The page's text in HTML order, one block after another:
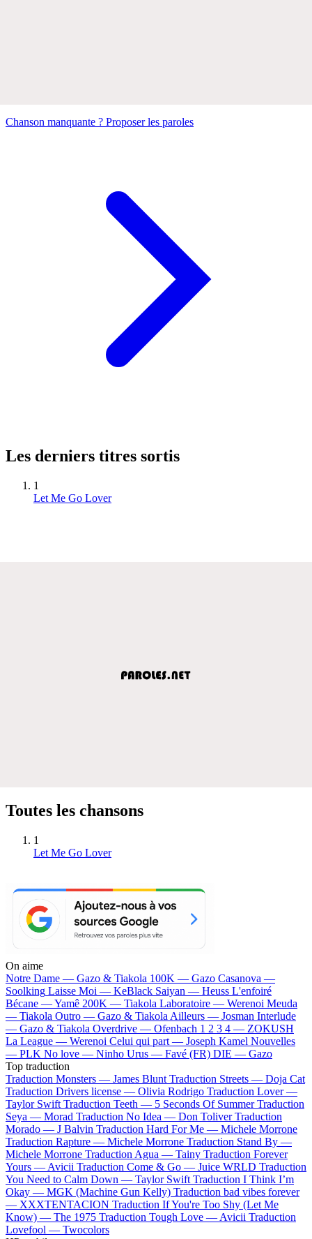
Chanson manquante ? Proposer les paroles
Les derniers titres sortis
1
Let Me Go Lover
Toutes les chansons
1
Let Me Go Lover
On aime
Notre Dame — Gazo & Tiakola 100K — Gazo Casanova —
Soolking Laisse Moi — KeBlack Saiyan — Heuss L'enfoiré
Bécane —Yamê 200K — Tiakola Laboratoire — Werenoi Meuda
— Tiakola Outro — Gazo & Tiakola Ailleurs — Josman Interlude
— Gazo & Tiakola Overdrive — Ofenbach 1 2 3 4 — ZOKUSH
La League — Werenoi Celui qui part — Joseph Kamel Nouvelles
— PLK No love — Ninho Urus — Favé (FR) DIE — Gazo
Top traduction
Traduction Monsters — James Blunt Traduction Streets — Doja Cat
Traduction Drivers license — Olivia Rodrigo Traduction Lover —
Taylor Swift Traduction Teeth — 5 Seconds Of Summer Traduction
Seya — Morad Traduction No Idea — Don Toliver Traduction
Morado — J Balvin Traduction Hard For Me — Michele Morrone
Traduction Rapture — Michele Morrone Traduction Stand By —
Michele Morrone Traduction Agua — Tainy Traduction Forever
Yours — Avicii Traduction Come & Go — Juice WRLD Traduction
You Need to Calm Down — Taylor Swift Traduction I Think I’m
Okay — MGK (Machine Gun Kelly) Traduction bad vibes forever
— XXXTENTACION Traduction If You're Too Shy (Let Me
Know) — The 1975 Traduction Tough Love — Avicii Traduction
Lovefool — Twocolors